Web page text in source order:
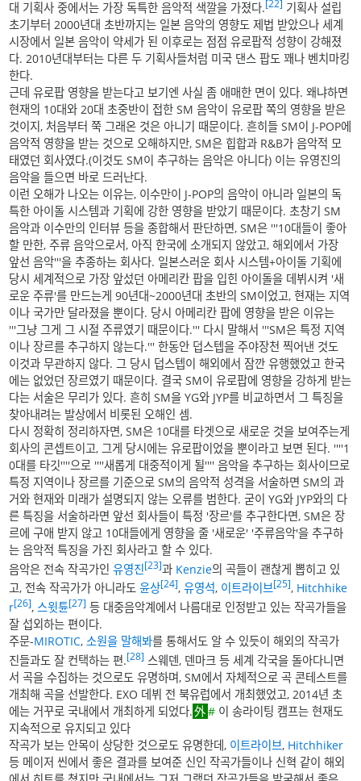
대 기획사 중에서는 가장 독특한 음악적 색깔을 가졌다. [22] 기획사 설립
초기부터 2000년대 초반까지는 일본 음악의 영향도 제법 받았으나 세계
시장에서 일본 음악이 약세가 된 이후로는 점점 유로팝적 성향이 강해졌
다. 2010년대부터는 다른 두 기획사들처럼 미국 댄스 팝도 꽤나 벤치마킹
한다.
근데 유로팝 영향을 받는다고 보기엔 사실 좀 애매한 면이 있다. 왜냐하면
현재의 10대와 20대 초중반이 접한 SM 음악이 유로팝 쪽의 영향을 받은
것이지, 처음부터 쭉 그래온 것은 아니기 때문이다. 흔히들 SM이 J-POP에
음악적 영향을 받는 것으로 오해하지만, SM은 힙합과 R&B가 음악적 모
태였던 회사였다.(이것도 SM이 추구하는 음악은 아니다) 이는 유영진의
음악을 들으면 바로 드러난다.
이런 오해가 나오는 이유는, 이수만이 J-POP의 음악이 아니라 일본의 독
특한 아이돌 시스템과 기획에 강한 영향을 받았기 때문이다. 초창기 SM
음악과 이수만의 인터뷰 등을 종합해서 판단하면, SM은 '''10대들이 좋아
할 만한, 주류 음악으로서, 아직 한국에 소개되지 않았고, 해외에서 가장
앞선 음악'''을 추종하는 회사다. 일본스러운 회사 시스템+아이돌 기획에
당시 세계적으로 가장 앞섰던 아메리칸 팝을 입힌 아이돌을 데뷔시켜 '새
로운 주류'를 만드는게 90년대~2000년대 초반의 SM이었고, 현재는 지역
이나 국가만 달라졌을 뿐이다. 당시 아메리칸 팝에 영향을 받은 이유는
'''그냥 그게 그 시절 주류였기 때문이다.''' 다시 말해서 '''SM은 특정 지역
이나 장르를 추구하지 않는다.''' 한동안 덥스텝을 주야장천 찍어낸 것도
이것과 무관하지 않다. 그 당시 덥스텝이 해외에서 잠깐 유행했었고 한국
에는 없었던 장르였기 때문이다. 결국 SM이 유로팝에 영향을 강하게 받는
다는 서술은 무리가 있다. 흔히 SM을 YG와 JYP를 비교하면서 그 특징을
찾아내려는 발상에서 비롯된 오해인 셈.
다시 정확히 정리하자면, SM은 10대를 타겟으로 새로운 것을 보여주는게
회사의 콘셉트이고, 그게 당시에는 유로팝이었을 뿐이라고 보면 된다. ''''1
0대를 타깃''''으로 ''''새롭게 대중적이게 될'''' 음악을 추구하는 회사이므로
특정 지역이나 장르를 기준으로 SM의 음악적 성격을 서술하면 SM의 과
거와 현재와 미래가 설명되지 않는 오류를 범한다. 굳이 YG와 JYP와의 다
른 특징을 서술하라면 앞선 회사들이 특정 '장르'를 추구한다면, SM은 장
르에 구애 받지 않고 10대들에게 영향을 줄 '새로운' '주류음악'을 추구하
는 음악적 특징을 가진 회사라고 할 수 있다.
음악은 전속 작곡가인유영진[23]과 Kenzie의 곡들이 괜찮게 뽑히고 있
고, 전속 작곡가가 아니라도윤상[24],유영석, 이트라이브[25], Hitchhike
r[26],스윗튠[27] 등 대중음악계에서 나름대로 인정받고 있는 작곡가들을
잘 섭외하는 편이다.
주문-MIROTIC,소원을 말해봐를 통해서도 알 수 있듯이 해외의 작곡가
진들과도 잘 컨택하는 편.[28] 스웨덴, 덴마크 등 세계 각국을 돌아다니면
서 곡을 수집하는 것으로도 유명하며, SM에서 자체적으로 곡 콘테스트를
개최해 곡을 선발한다. EXO 데뷔 전 북유럽에서 개최했었고, 2014년 초
에는 거꾸로 국내에서 개최하게 되었다.
#이 송라이팅 캠프는 현재도
지속적으로 유지되고 있다
작곡가 보는 안목이 상당한 것으로도 유명한데, 이트라이브, Hitchhiker
등 메이저 씬에서 좋은 결과를 보여준 신인 작곡가들이나 신혁 같이 해외